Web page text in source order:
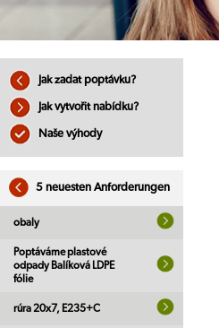
Jak zadat poptávku?
Jak vytvořit nabídku?
Naše výhody
5 neuesten Anforderungen
obaly
Poptáváme plastové
odpady Balíková LDPE
fólie
rúra 20x7, E235+C